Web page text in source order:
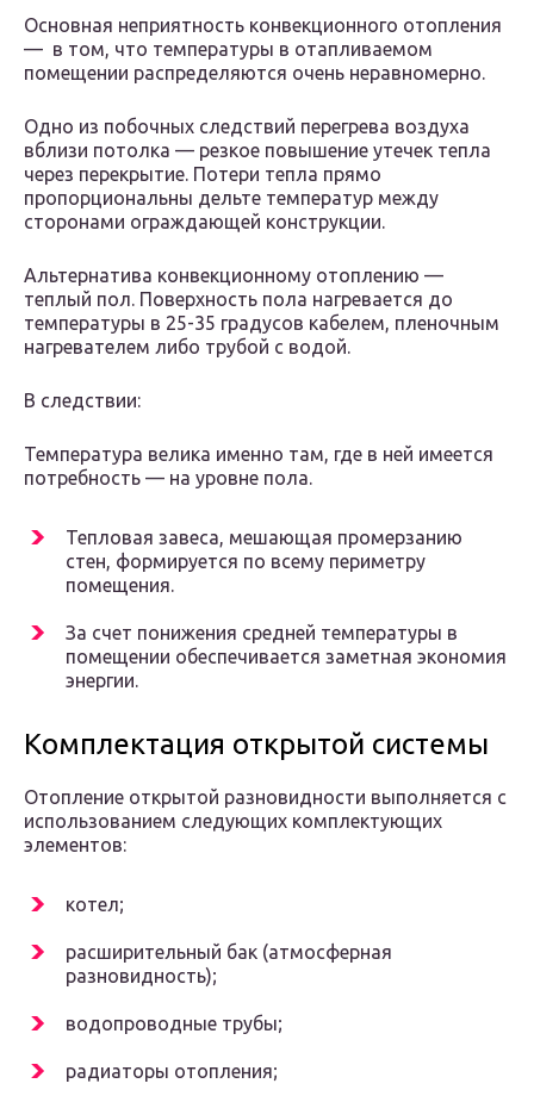
Основная неприятность конвекционного отопления
— в том, что температуры в отапливаемом
помещении распределяются очень неравномерно.
Одно из побочных следствий перегрева воздуха
вблизи потолка — резкое повышение утечек тепла
через перекрытие. Потери тепла прямо
пропорциональны дельте температур между
сторонами ограждающей конструкции.
Альтернатива конвекционному отоплению —
теплый пол. Поверхность пола нагревается до
температуры в 25-35 градусов кабелем, пленочным
нагревателем либо трубой с водой.
В следствии:
Температура велика именно там, где в ней имеется
потребность — на уровне пола.
Тепловая завеса, мешающая промерзанию
стен, формируется по всему периметру
помещения.
За счет понижения средней температуры в
помещении обеспечивается заметная экономия
энергии.
Комплектация открытой системы
Отопление открытой разновидности выполняется с
использованием следующих комплектующих
элементов:
котел;
расширительный бак (атмосферная
разновидность);
водопроводные трубы;
радиаторы отопления;